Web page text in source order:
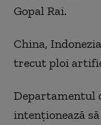
Gopal Rai.
China,
trecut ploi
Departamentul
intenţionează